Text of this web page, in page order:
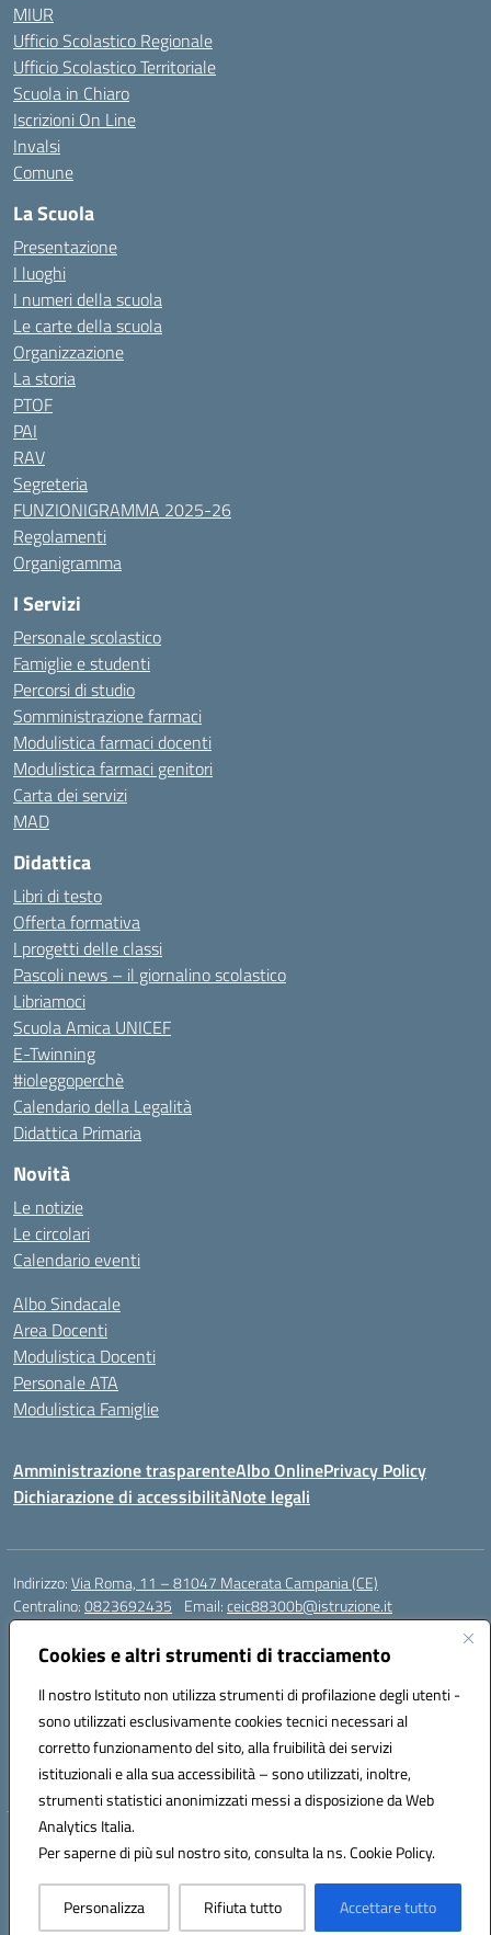
Cookies e altri strumenti di tracciamento
Il nostro Istituto non utilizza strumenti di profilazione degli utenti -
sono utilizzati esclusivamente cookies tecnici necessari al
corretto funzionamento del sito, alla fruibilità dei servizi
istituzionali e alla sua accessibilità – sono utilizzati, inoltre,
strumenti statistici anonimizzati messi a disposizione da Web
Analytics Italia.
Per saperne di più sul nostro sito, consulta la ns. Cookie Policy.
Personalizza Rifiuta tutto Accettare tutto
MIUR
Ufficio Scolastico Regionale
Ufficio Scolastico Territoriale
Scuola in Chiaro
Iscrizioni On Line
Invalsi
Comune
La Scuola
Presentazione
I luoghi
I numeri della scuola
Le carte della scuola
Organizzazione
La storia
PTOF
PAI
RAV
Segreteria
FUNZIONIGRAMMA 2025-26
Regolamenti
Organigramma
I Servizi
Personale scolastico
Famiglie e studenti
Percorsi di studio
Somministrazione farmaci
Modulistica farmaci docenti
Modulistica farmaci genitori
Carta dei servizi
MAD
Didattica
Libri di testo
Offerta formativa
I progetti delle classi
Pascoli news – il giornalino scolastico
Libriamoci
Scuola Amica UNICEF
E-Twinning
#ioleggoperchè
Calendario della Legalità
Didattica Primaria
Novità
Le notizie
Le circolari
Calendario eventi
Albo Sindacale
Area Docenti
Modulistica Docenti
Personale ATA
Modulistica Famiglie
Amministrazione trasparenteAlbo OnlinePrivacy Policy
Dichiarazione di accessibilitàNote legali
Indirizzo:Via Roma, 11 – 81047 Macerata Campania (CE)
Centralino:0823692435 Email:ceic88300b@istruzione.it
Posta elettronica certificata (PEC):
Codice fiscale: 94017830616
Codice meccanografico:CEIC88300B
DPO Esempio Antonio
e-mail: esempioantonio.dpo@gmail.com
Pec: esempioantonio@pec.it
Hosting & Powered by 3D Solution S.r.l.
Concept & Design by Designers Italia